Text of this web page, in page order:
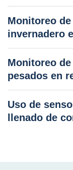
Monitoreo
invernadero
Monitoreo
pesados en
Uso de
llenado de